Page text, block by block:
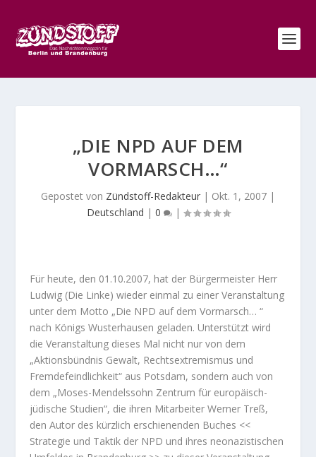
„DIE NPD AUF DEM
VORMARSCH…“
Gepostet von Zündstoff-Redakteur | Okt. 1, 2007 |
Deutschland | 0 |
Für heute, den 01.10.2007, hat der Bürgermeister Herr
Ludwig (Die Linke) wieder einmal zu einer Veranstaltung
unter dem Motto „Die NPD auf dem Vormarsch… “
nach Königs Wusterhausen geladen. Unterstützt wird
die Veranstaltung dieses Mal nicht nur von dem
„Aktionsbündnis Gewalt, Rechtsextremismus und
Fremdefeindlichkeit“ aus Potsdam, sondern auch von
dem „Moses-Mendelssohn Zentrum für europäisch-
jüdische Studien“, die ihren Mitarbeiter Werner Treß,
den Autor des kürzlich erschienenden Buches <<
Strategie und Taktik der NPD und ihres neonazistischen